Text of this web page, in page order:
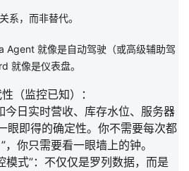
系，而非替代。
Agent 就像是自动驾驶（或高级辅助驾
就像是仪表盘。
（监控已知）：
今日实时营收、库存水位、服务器
眼即得的确定性。你不需要每次都
你只需要看一眼墙上的钟。
模式”：不仅仅是罗列数据，而是